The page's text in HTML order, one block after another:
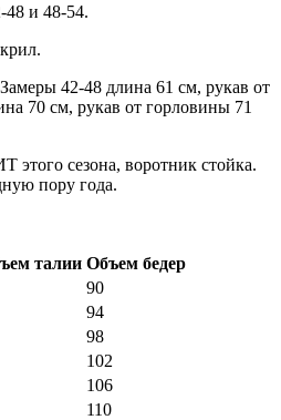
48 и 48-54.
42-48 длина 61 см, рукав от
70 см, рукав от горловины 71
этого сезона, воротник стойка.
пору года.
талии Объем бедер
90
94
98
102
106
110